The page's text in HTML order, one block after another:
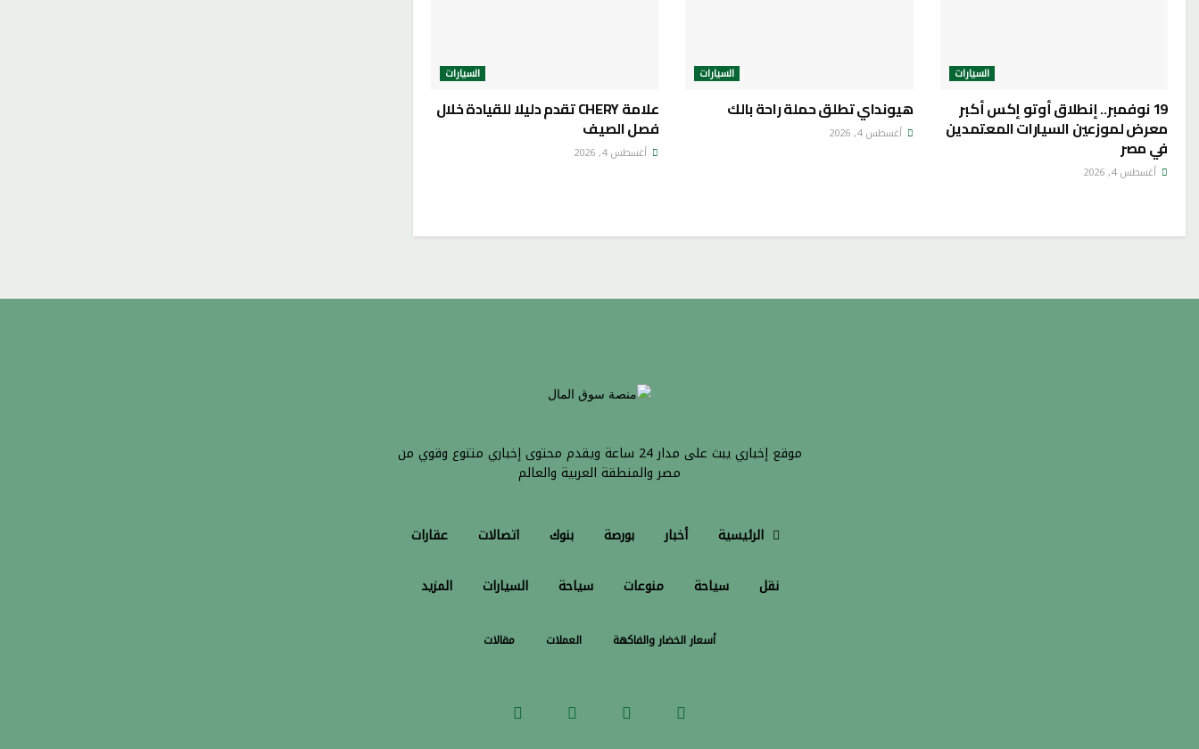
السيارات
19 نوفمبر.. إنطلاق أوتو إكس أكبر
معرض لموزعين السيارات المعتمدين
في مصر
أغسطس 4, 2026
السيارات
هيونداي تطلق حملة راحة بالك
أغسطس 4, 2026
السيارات
علامة CHERY تقدم دليلا للقيادة خلال
فصل الصيف
أغسطس 4, 2026
موقع إخباري يبث على مدار 24 ساعة ويقدم محتوى إخباري متنوع وقوي من
مصر والمنطقة العربية والعالم
الرئيسية أخبار بورصة بنوك اتصالات عقارات
نقل سياحة منوعات سياحة السيارات المزيد
أسعار الخضار والفاكهة العملات مقالات